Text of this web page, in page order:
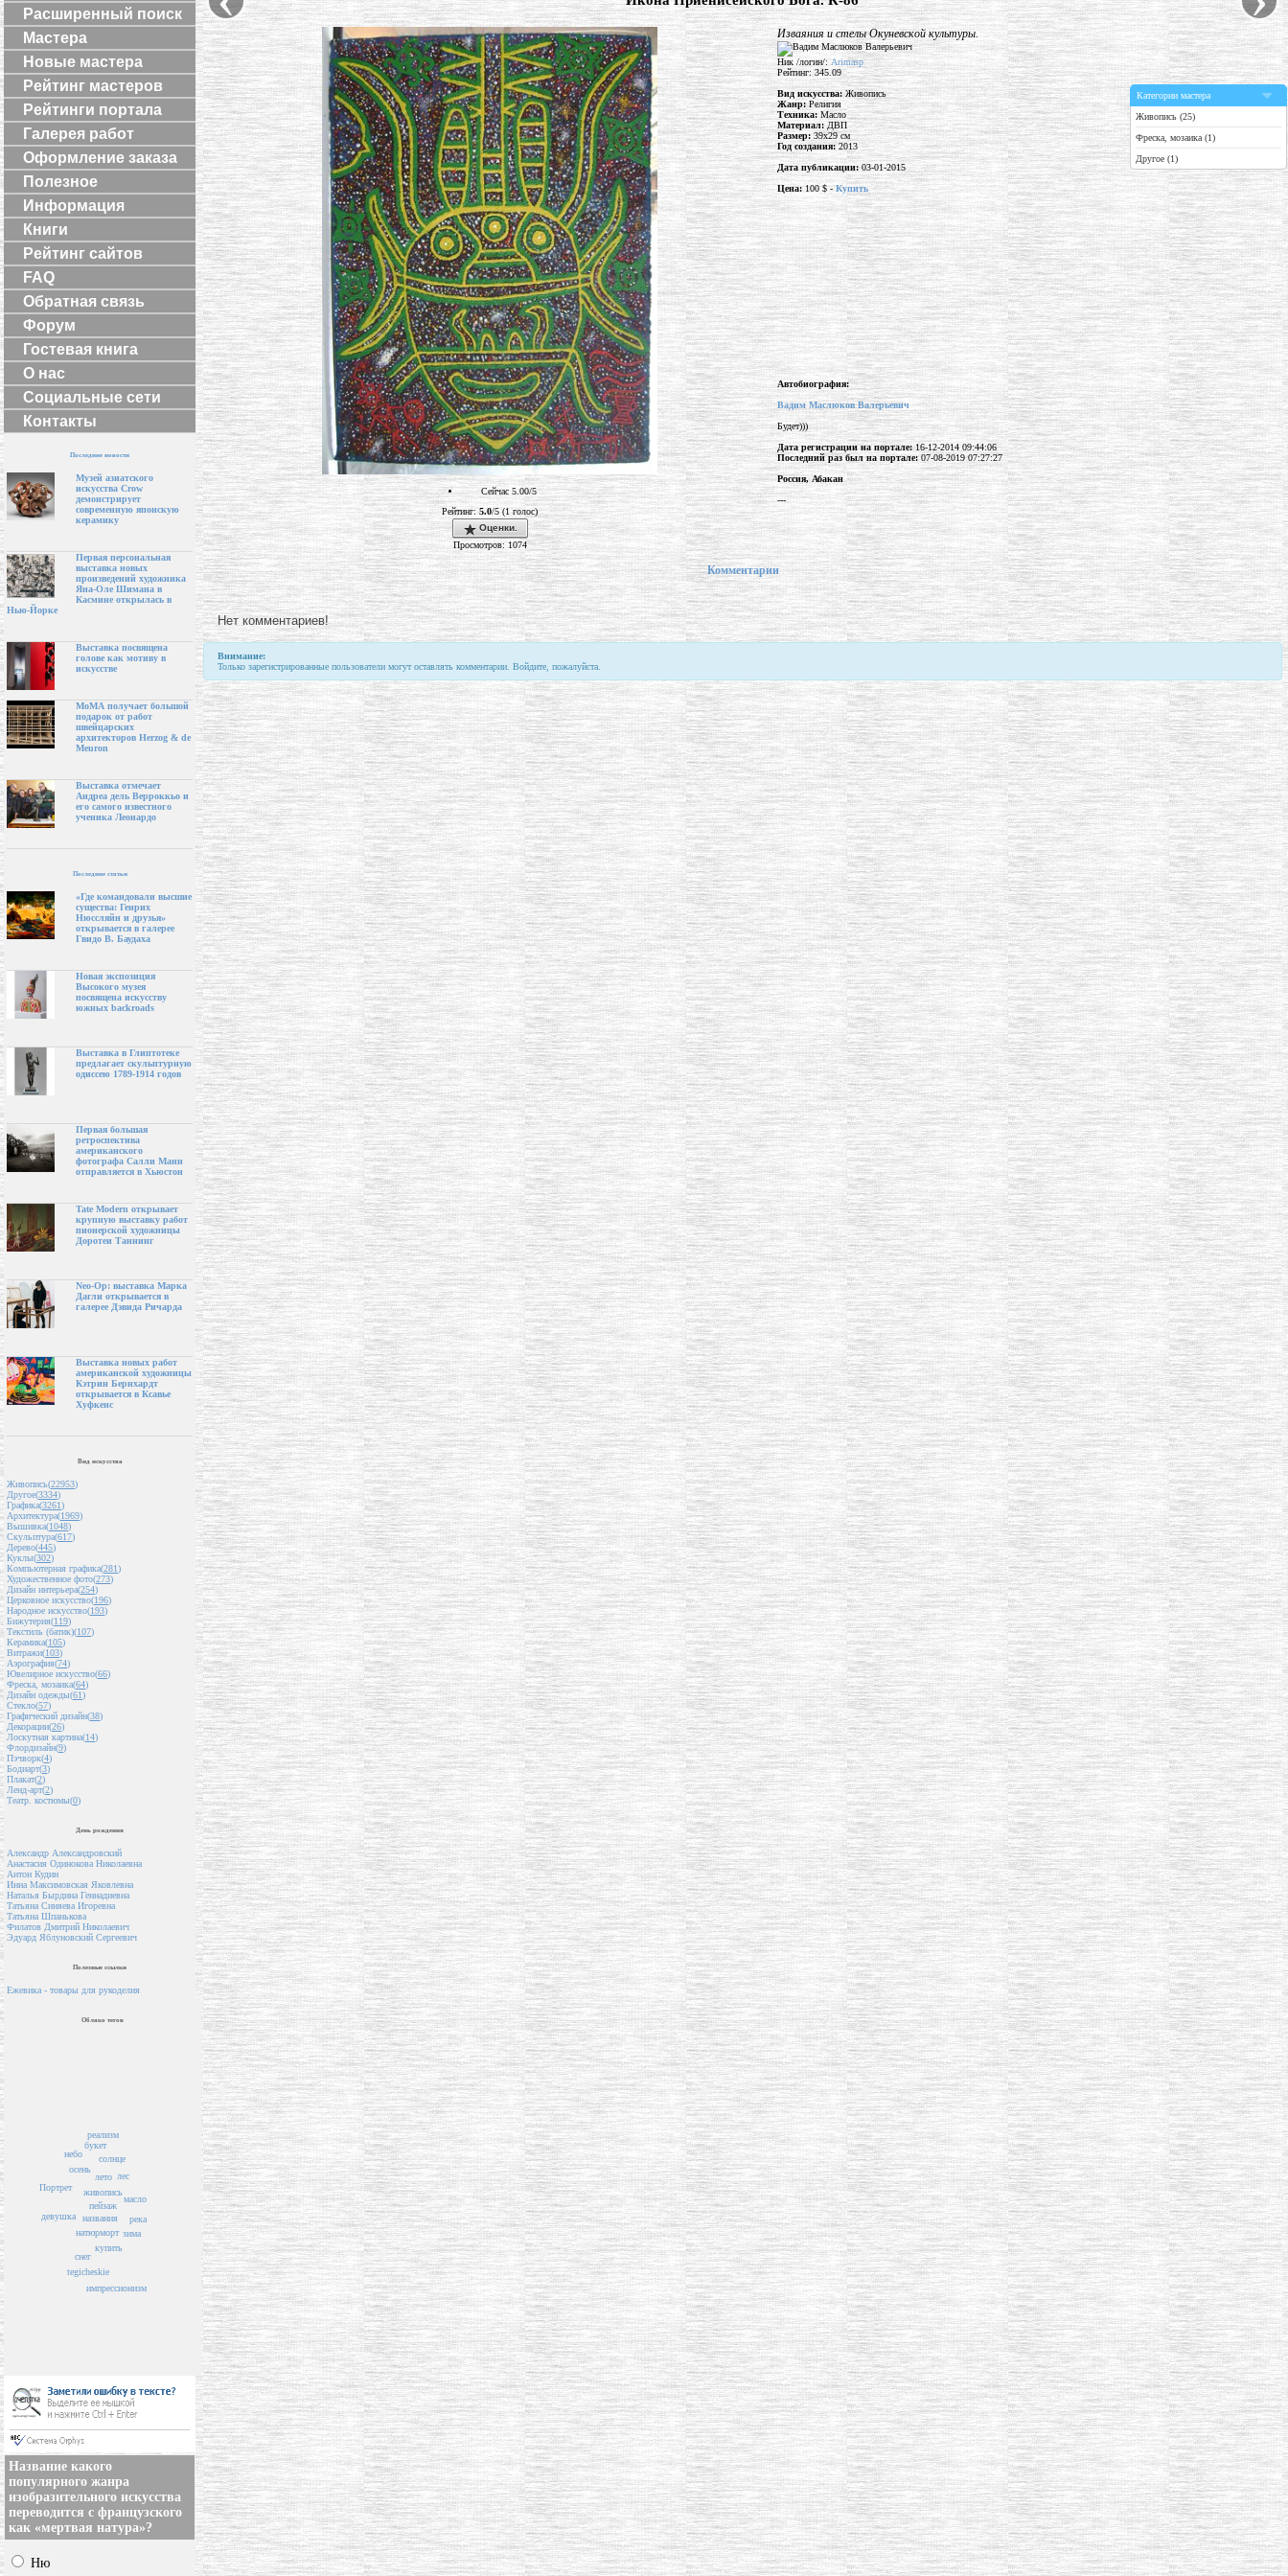
Расширенный поиск
Мастера
Новые мастера
Рейтинг мастеров
Рейтинги портала
Галерея работ
Оформление заказа
Полезное
Информация
Книги
Рейтинг сайтов
FAQ
Обратная связь
Форум
Гостевая книга
О нас
Социальные сети
Контакты
Последние новости
Музей азиатского
искусства Crow
демонстрирует
современную японскую
керамику
Первая персональная
выставка новых
произведений художника
Яна-Оле Шимана в
Касмине открылась в
Нью-Йорке
Выставка посвящена
голове как мотиву в
искусстве
МоМА получает большой
подарок от работ
швейцарских
архитекторов Herzog & de
Meuron
Выставка отмечает
Андреа дель Верроккьо и
его самого известного
ученика Леонардо
Последние статьи
«Где командовали высшие
существа: Генрих
Нюссляйн и друзья»
открывается в галерее
Гвидо В. Баудаха
Новая экспозиция
Высокого музея
посвящена искусству
южных backroads
Выставка в Глиптотеке
предлагает скульптурную
одиссею 1789-1914 годов
Первая большая
ретроспектива
американского
фотографа Салли Манн
отправляется в Хьюстон
Tate Modern открывает
крупную выставку работ
пионерской художницы
Доротеи Таннинг
Neo-Op: выставка Марка
Дагли открывается в
галерее Дэвида Ричарда
Выставка новых работ
американской художницы
Кэтрин Бернхардт
открывается в Ксавье
Хуфкенс
Вид искусства
Живопись(22953)
Другое(3334)
Графика(3261)
Архитектура(1969)
Вышивка(1048)
Скульптура(617)
Дерево(445)
Куклы(302)
Компьютерная графика(281)
Художественное фото(273)
Дизайн интерьера(254)
Церковное искусство(196)
Народное искусство(193)
Бижутерия(119)
Текстиль (батик)(107)
Керамика(105)
Витражи(103)
Аэрография(74)
Ювелирное искусство(66)
Фреска, мозаика(64)
Дизайн одежды(61)
Стекло(57)
Графический дизайн(38)
Декорации(26)
Лоскутная картина(14)
Флордизайн(9)
Пэчворк(4)
Бодиарт(3)
Плакат(2)
Ленд-арт(2)
Театр. костюмы(0)
День рождения
Александр Александровский
Анастасия Одинокова Николаевна
Антон Кудин
Инна Максимовская Яковлевна
Наталья Бырдина Геннадиевна
Татьяна Синяева Игоревна
Татьяна Шпанькова
Филатов Дмитрий Николаевич
Эдуард Яблуновский Сергеевич
Полезные ссылки
Ежевика - товары для рукоделия
Облако тегов
пейзаж
названия
живопись
лето
натюрморт
купить
солнце
лес
зима
осень
букет
масло
река
снег
tegicheskie
реализм
небо
импрессионизм
Портрет
девушка
Название какого
популярного жанра
изобразительного искусства
переводится с французского
как «мертвая натура»?
Ню
Сейчас 5.00/5
Рейтинг:5.0/5 (1 голос)
Оценки.
Просмотров: 1074
Изваяния и стелы Окуневской культуры.
Ник /логин/:Arimasp
Рейтинг: 345.09
Вид искусства:Живопись
Жанр:Религия
Техника: Масло
Материал:ДВП
Размер: 39x29 см
Год создания:2013
Дата публикации:03-01-2015
Цена: 100 $ -Купить
Категории мастера
Живопись (25)
Фреска, мозаика (1)
Другое (1)
Автобиография:
Вадим Маслюков Валерьевич
Будет)))
Дата регистрации на портале:16-12-2014 09:44:06
Последний раз был на портале:07-08-2019 07:27:27
Россия, Абакан
---
Комментарии
Нет комментариев!
Внимание:
Только зарегистрированные пользователи могут оставлять комментарии. Войдите, пожалуйста.